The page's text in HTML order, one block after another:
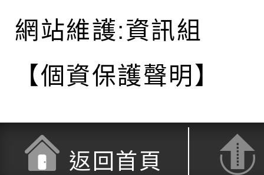
網站維護:資訊組
【個資保護聲明】
返回首頁